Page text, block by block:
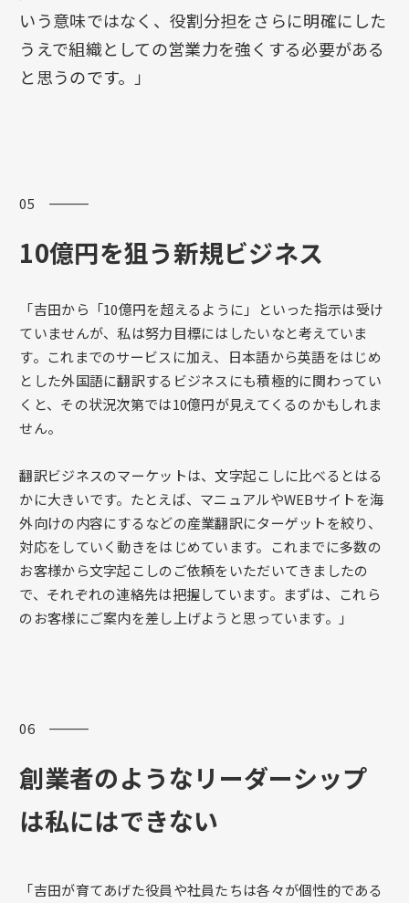
いう意味ではなく、役割分担をさらに明確にした
うえで組織としての営業力を強くする必要がある
と思うのです。」
05 ―――
10億円を狙う新規ビジネス
「吉田から「10億円を超えるように」といった指示は受け
ていませんが、私は努力目標にはしたいなと考えていま
す。これまでのサービスに加え、日本語から英語をはじめ
とした外国語に翻訳するビジネスにも積極的に関わってい
くと、その状況次第では10億円が見えてくるのかもしれま
せん。
翻訳ビジネスのマーケットは、文字起こしに比べるとはる
かに大きいです。たとえば、マニュアルやWEBサイトを海
外向けの内容にするなどの産業翻訳にターゲットを絞り、
対応をしていく動きをはじめています。これまでに多数の
お客様から文字起こしのご依頼をいただいてきましたの
で、それぞれの連絡先は把握しています。まずは、これら
のお客様にご案内を差し上げようと思っています。」
06 ―――
創業者のようなリーダーシップ
は私にはできない
「吉田が育てあげた役員や社員たちは各々が個性的である